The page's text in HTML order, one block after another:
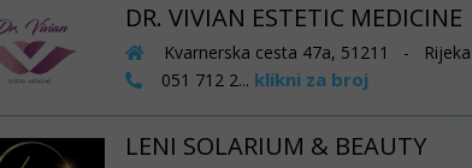
DR. VIVIAN ESTETIC MEDICINE
Kvarnerska cesta 47a, 51211 - Rijeka
051 712 2... klikni za broj
LENI SOLARIUM & BEAUTY